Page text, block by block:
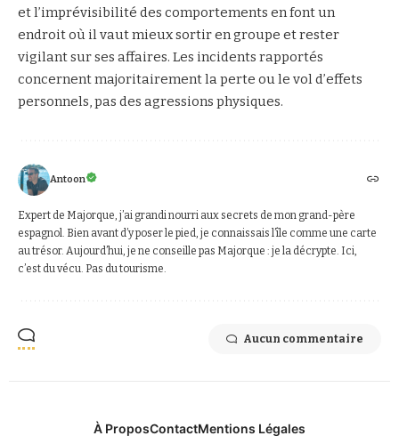
et l’imprévisibilité des comportements en font un
endroit où il vaut mieux sortir en groupe et rester
vigilant sur ses affaires. Les incidents rapportés
concernent majoritairement la perte ou le vol d’effets
personnels, pas des agressions physiques.
Antoon
Expert de Majorque, j’ai grandi nourri aux secrets de mon grand-père
espagnol. Bien avant d’y poser le pied, je connaissais l’île comme une carte
au trésor. Aujourd’hui, je ne conseille pas Majorque : je la décrypte. Ici,
c’est du vécu. Pas du tourisme.
Aucun commentaire
À ProposContactMentions Légales